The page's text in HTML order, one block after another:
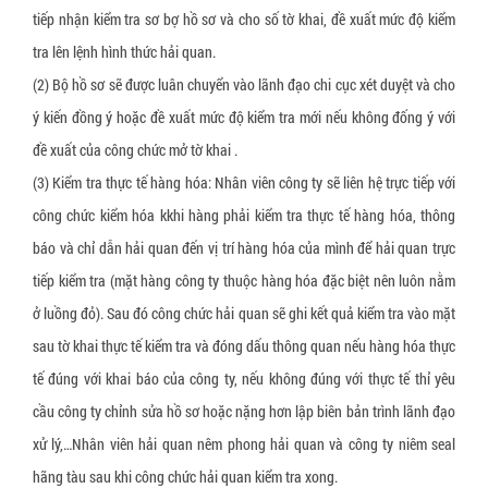
Túi đệm khí chống va đập hàng hóa
Giấy chèn lót hàng
Thanh nẹp góc giấy
Slip sheet giấy
Slip sheet nhựa trắng
Slip sheet nhựa HDPE
Nhãn cảnh báo hàng hóa bị nghiêng
Nhãn cảnh báo hàng hóa bị va đập
Pallet gỗ
Pallet nhựa
Đệm giảm chấn pallet
Giấy chống ẩm
Giấy chống mốc đóng gói hàng da giày
Gói hút oxy O2
Gói hút khí ethylene
Gói hút CO2
Gói hút ẩm đất sét hoạt tính (activated clay)
Nhôm hoạt tính (Activated Allumina)
Dung dịch chống mốc cho da giày
Băng dính chống tĩnh điện ESD
Xốp định hình PE foam
tiếp nhận kiểm tra sơ bợ hồ sơ và cho số tờ khai, đề xuất mức độ kiểm
tra lên lệnh hình thức hải quan.
(2) Bộ hồ sơ sẽ được luân chuyển vào lãnh đạo chi cục xét duyệt và cho
ý kiến đồng ý hoặc đề xuất mức độ kiểm tra mới nếu không đống ý với
đề xuất của công chức mở tờ khai .
(3) Kiểm tra thực tế hàng hóa: Nhân viên công ty sẽ liên hệ trực tiếp với
công chức kiểm hóa kkhi hàng phải kiểm tra thực tế hàng hóa, thông
báo và chỉ dẫn hải quan đến vị trí hàng hóa của mình để hải quan trực
tiếp kiểm tra (mặt hàng công ty thuộc hàng hóa đặc biệt nên luôn nằm
ở luồng đỏ). Sau đó công chức hải quan sẽ ghi kết quả kiểm tra vào mặt
sau tờ khai thực tế kiểm tra và đóng dấu thông quan nếu hàng hóa thực
tế đúng với khai báo của công ty, nếu không đúng với thực tế thỉ yêu
cầu công ty chỉnh sửa hồ sơ hoặc nặng hơn lập biên bản trình lãnh đạo
xử lý,…Nhân viên hải quan nêm phong hải quan và công ty niêm seal
hãng tàu sau khi công chức hải quan kiểm tra xong.